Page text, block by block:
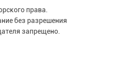
права.
без разрешения
запрещено.